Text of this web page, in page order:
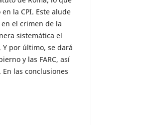
la CPI. Este alude
el crimen de la
sistemática el
Y por último, se dará
y las FARC, así
las conclusiones